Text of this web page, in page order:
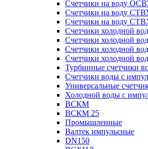
Счетчики на воду
Счетчики на воду
Счетчики на воду
Счетчики холодной
Счетчики холодной
Счетчики холодной
Счетчики холодной
Турбинные счетчики
Счетчики воды с
Универсальные
Холодной воды с
ВСКМ
ВСКМ 25
Промышленные
Валтек импульсные
DN150